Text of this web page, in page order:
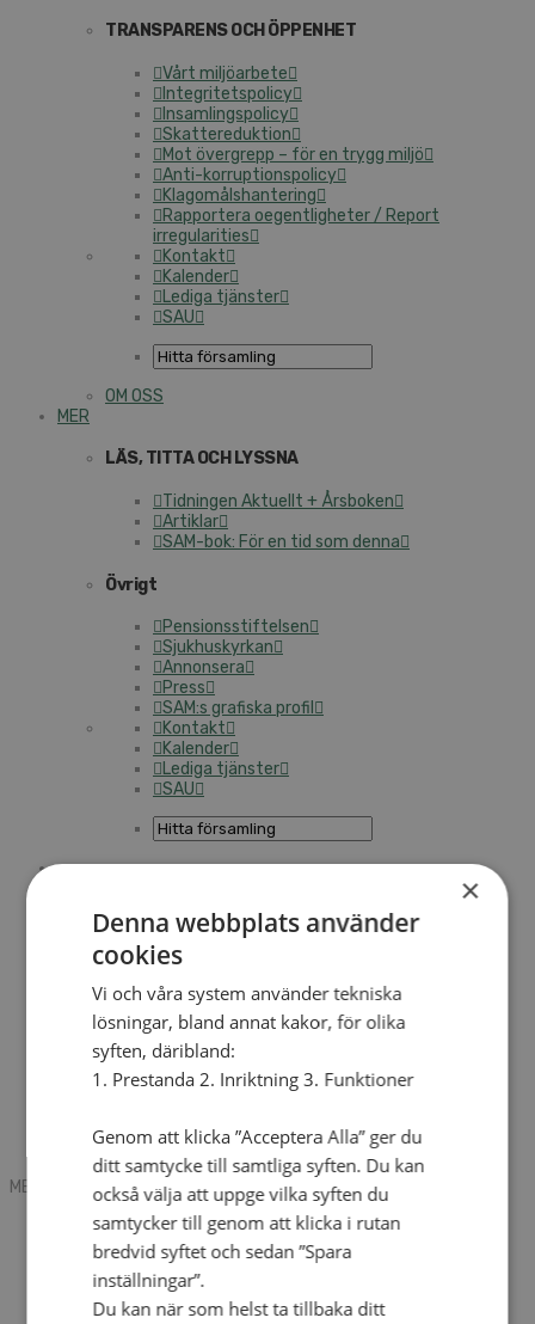
TRANSPARENS OCH ÖPPENHET
Vårt miljöarbete
Integritetspolicy
Insamlingspolicy
Skattereduktion
Mot övergrepp – för en trygg miljö
Anti-korruptionspolicy
Klagomålshantering
Rapportera oegentligheter / Report
irregularities
Kontakt
Kalender
Lediga tjänster
SAU
OM OSS
MER
LÄS, TITTA OCH LYSSNA
Tidningen Aktuellt + Årsboken
Artiklar
SAM-bok: För en tid som denna
Övrigt
Pensionsstiftelsen
Sjukhuskyrkan
Annonsera
Press
SAM:s grafiska profil
Kontakt
Kalender
Lediga tjänster
SAU
Mobile box
Kontakt
Tidning
Annonsera
Hitta församling
Press
SAU
Lediga tjänster
Sommargårdar
MENU
MENU
Search mobile
English
Hej! Vad söker du?
Kontakt
Kalender
×
Denna webbplats använder
cookies
Vi och våra system använder tekniska
lösningar, bland annat kakor, för olika
syften, däribland:
1. Prestanda 2. Inriktning 3. Funktioner
Genom att klicka ”Acceptera Alla” ger du
ditt samtycke till samtliga syften. Du kan
också välja att uppge vilka syften du
samtycker till genom att klicka i rutan
bredvid syftet och sedan ”Spara
inställningar”.
Du kan när som helst ta tillbaka ditt